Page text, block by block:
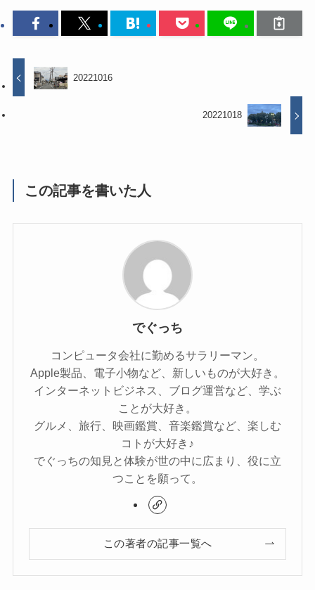
20221016
20221018
この記事を書いた人
でぐっち
コンピュータ会社に勤めるサラリーマン。
Apple製品、電子小物など、新しいものが大好き。
インターネットビジネス、ブログ運営など、学ぶ
ことが大好き。
グルメ、旅行、映画鑑賞、音楽鑑賞など、楽しむ
コトが大好き♪
でぐっちの知見と体験が世の中に広まり、役に立
つことを願って。
この著者の記事一覧へ